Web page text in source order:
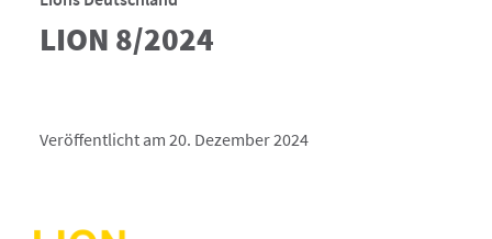
LION 8/2024
Veröffentlicht am 20. Dezember 2024